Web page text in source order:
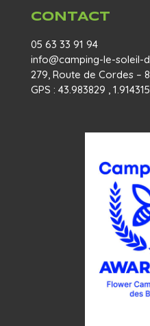
CONTACT
05 63 33 91 94
info@camping-le-soleil-
279, Route de Cordes –
GPS : 43.983829 , 1.914315